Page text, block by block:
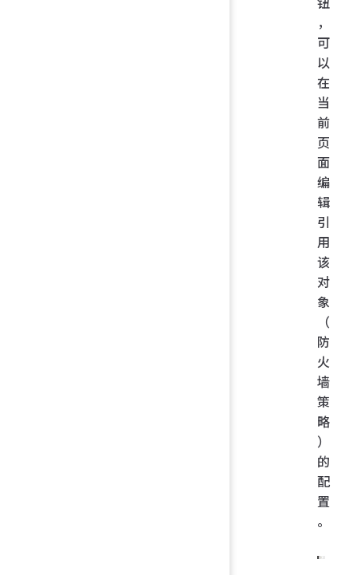
，
可
以
在
当
前
页
面
编
辑
引
用
该
对
象
（
防
火
墙
策
略
）
的
配
置
。